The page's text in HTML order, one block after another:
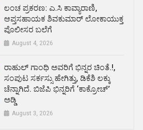
ಲಂಚ ಪ್ರಕರಣ: ಎ.ಸಿ ಕಾವ್ಯಾರಾಣಿ,
ಆಪ್ತಸಹಾಯಕ ಶಿವಕುಮಾರ್‌ ಲೋಕಾಯುಕ್ತ
ಪೊಲೀಸರ ಬಲೆಗೆ
August 4, 2026
ರಾಹುಲ್ ಗಾಂಧಿ ಅವರಿಗೆ ಭಿನ್ನರ ಚಿಂತೆ.!,
ಸಂಪುಟ ಸರ್ಕಸ್ಸು ಹೇಗಿತ್ತು, ಡಿಕೆಶಿ ಲಕ್ಕು
ಚೆನ್ನಾಗಿದೆ. ಬಿಜೆಪಿ ಭಿನ್ನರಿಗೆ ‘ಕಾಕ್ರೋಚ್’
ಅಡ್ಡಿ
August 3, 2026